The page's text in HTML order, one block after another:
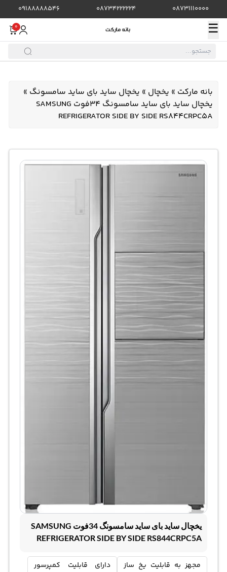
08731110000
08734222224
09188888546
☰
0
بانه مارکت » یخچال » یخچال ساید بای ساید سامسونگ »
یخچال ساید بای ساید سامسونگ 34فوت SAMSUNG
REFRIGERATOR SIDE BY SIDE RS844CRPC5A
یخچال ساید بای ساید سامسونگ 34فوت SAMSUNG
REFRIGERATOR SIDE BY SIDE RS844CRPC5A
مجهز به قابلیت یخ ساز
دارای قابلیت کمپرسور